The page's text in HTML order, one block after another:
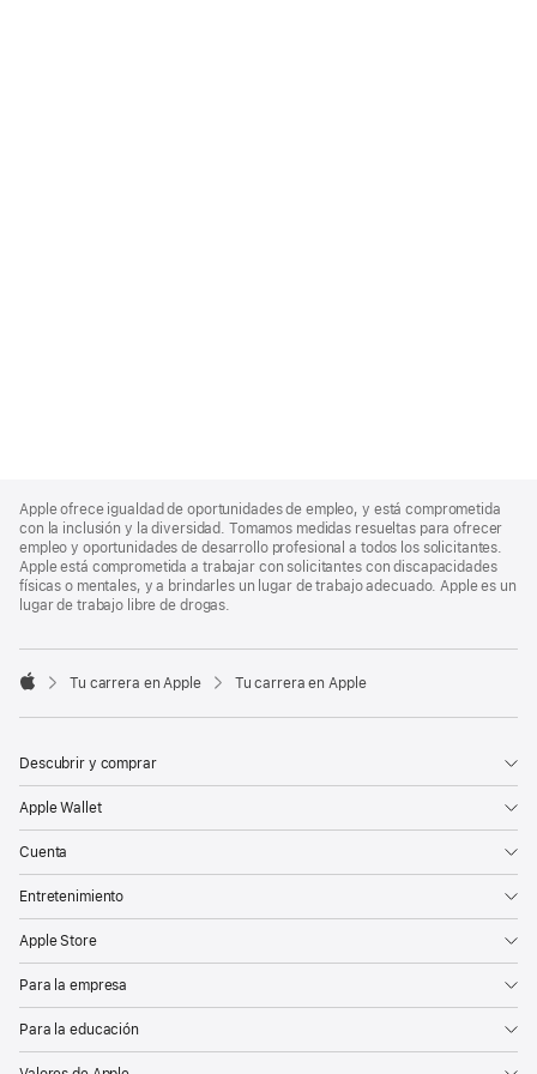
Footer
Apple ofrece igualdad de oportunidades de empleo, y está comprometida
con la inclusión y la diversidad. Tomamos medidas resueltas para ofrecer
empleo y oportunidades de desarrollo profesional a todos los solicitantes.
Apple está comprometida a trabajar con solicitantes con discapacidades
físicas o mentales, y a brindarles un lugar de trabajo adecuado. Apple es un
lugar de trabajo libre de drogas.

Tu carrera en Apple Tu carrera en Apple
Descubrir y comprar
Apple Wallet
Cuenta
Entretenimiento
Apple Store
Para la empresa
Para la educación